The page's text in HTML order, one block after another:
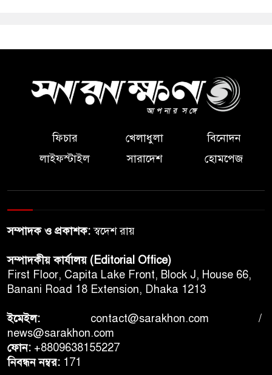
ফিচার খেলাধুলা
বিনোদন
লাইফস্টাইল
সারাদেশ হোমপেজ
সম্পাদক ও প্রকাশক:স্বদেশ রায়
সম্পাদকীয় কার্যালয় (Editorial Office)
First Floor, Capita Lake Front, Block J, House 66,
Banani Road 18 Extension, Dhaka 1213
ইমেইল: contact@sarakhon.com /
news@sarakhon.com
ফোন: +8809638155227
নিবন্ধন নম্বর: 171